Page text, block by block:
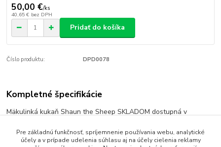
50,00 €/ks
40,65 € bez DPH
Pridať do košíka
Číslo produktu: DPD0078
Kompletné špecifikácie
Mäkulinká kukaň Shaun the Sheep SKLADOM dostupná v
Pre základnú funkčnosť, spríjemnenie používania webu, analytické
účely a v prípade udelenia súhlasu aj na účely cielenia reklamy